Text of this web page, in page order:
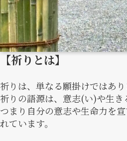
【祈りとは】
祈りは、単なる願掛けではあり
祈りの語源は、意志(い)や生き
つまり自分の意志や生命力を
れています。